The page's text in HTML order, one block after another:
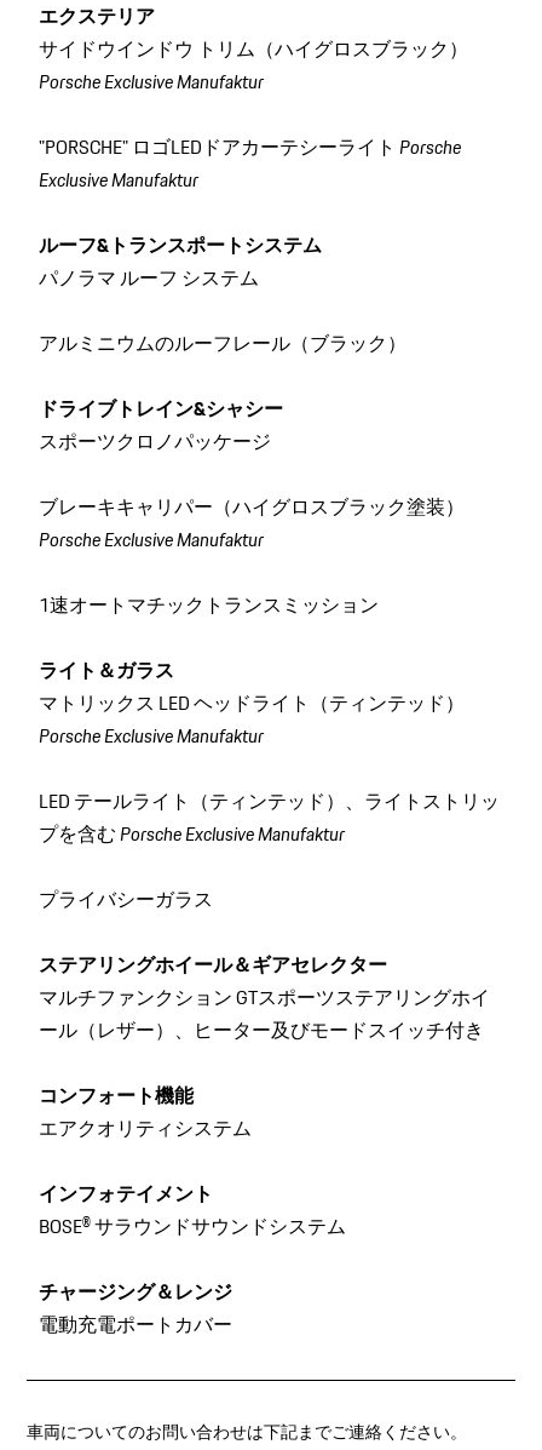
エクステリア
サイドウインドウ トリム（ハイグロスブラック）
Porsche Exclusive Manufaktur
"PORSCHE" ロゴLEDドアカーテシーライトPorsche
Exclusive Manufaktur
ルーフ&トランスポートシステム
パノラマ ルーフ システム
アルミニウムのルーフレール（ブラック）
ドライブトレイン&シャシー
スポーツクロノパッケージ
ブレーキキャリパー（ハイグロスブラック塗装）
Porsche Exclusive Manufaktur
1速オートマチックトランスミッション
ライト＆ガラス
マトリックス LED ヘッドライト（ティンテッド）
Porsche Exclusive Manufaktur
LED テールライト（ティンテッド）、ライトストリッ
プを含むPorsche Exclusive Manufaktur
プライバシーガラス
ステアリングホイール＆ギアセレクター
マルチファンクション GTスポーツステアリングホイ
ール（レザー）、ヒーター及びモードスイッチ付き
コンフォート機能
エアクオリティシステム
インフォテイメント
BOSE® サラウンドサウンドシステム
チャージング＆レンジ
電動充電ポートカバー
車両についてのお問い合わせは下記までご連絡ください。